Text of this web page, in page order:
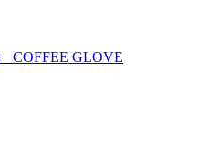
COFFEE GLOVE